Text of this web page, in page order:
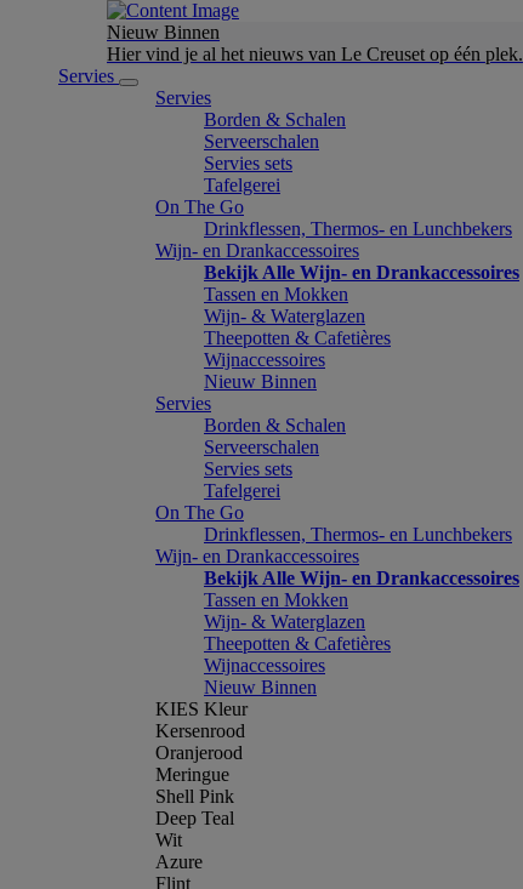
Nieuw Binnen
Hier vind je al het nieuws van Le Creuset op één plek.
Servies
Servies
Borden & Schalen
Serveerschalen
Servies sets
Tafelgerei
On The Go
Drinkflessen, Thermos- en Lunchbekers
Wijn- en Drankaccessoires
Bekijk Alle Wijn- en Drankaccessoires
Tassen en Mokken
Wijn- & Waterglazen
Theepotten & Cafetières
Wijnaccessoires
Nieuw Binnen
Servies
Borden & Schalen
Serveerschalen
Servies sets
Tafelgerei
On The Go
Drinkflessen, Thermos- en Lunchbekers
Wijn- en Drankaccessoires
Bekijk Alle Wijn- en Drankaccessoires
Tassen en Mokken
Wijn- & Waterglazen
Theepotten & Cafetières
Wijnaccessoires
Nieuw Binnen
KIES Kleur
Kersenrood
Oranjerood
Meringue
Shell Pink
Deep Teal
Wit
Azure
Flint